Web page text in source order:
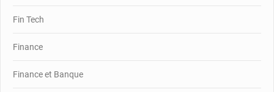
Fin Tech
Finance
Finance et Banque